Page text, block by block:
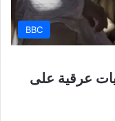
BBC
عرقية على